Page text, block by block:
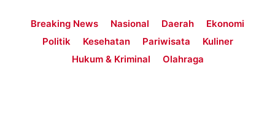
Breaking News Nasional Daerah
Ekonomi
Politik
Kesehatan Pariwisata
Kuliner
Hukum & Kriminal
Olahraga